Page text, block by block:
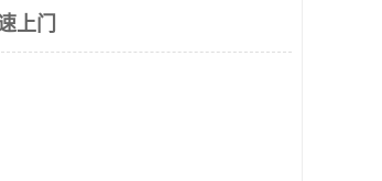
上门